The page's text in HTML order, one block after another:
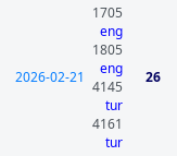
26
1705
eng
1805
eng
4145
tur
4161
tur
2026-02-21